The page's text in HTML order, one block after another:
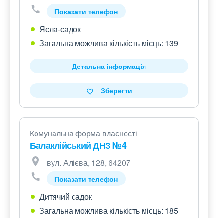
Показати телефон
Ясла-садок
Загальна можлива кількість місць: 139
Детальна інформація
Зберегти
Комунальна форма власності
Балаклійський ДНЗ №4
вул. Алієва, 128, 64207
Показати телефон
Дитячий садок
Загальна можлива кількість місць: 185